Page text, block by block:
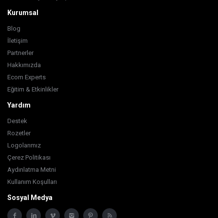
Kurumsal
Blog
İletişim
Partnerler
Hakkımızda
Ecom Experts
Eğitim & Etkinlikler
Yardım
Destek
Rozetler
Logolarımız
Çerez Politikası
Aydınlatma Metni
Kullanım Koşulları
Sosyal Medya